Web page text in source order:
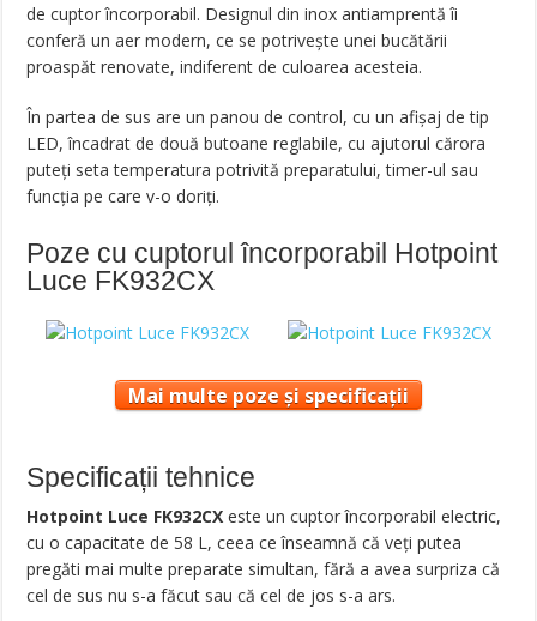
de cuptor încorporabil. Designul din inox antiamprentă îi
conferă un aer modern, ce se potrivește unei bucătării
proaspăt renovate, indiferent de culoarea acesteia.
În partea de sus are un panou de control, cu un afișaj de tip
LED, încadrat de două butoane reglabile, cu ajutorul cărora
puteți seta temperatura potrivită preparatului, timer-ul sau
funcția pe care v-o doriți.
Poze cu cuptorul încorporabil Hotpoint
Luce FK932CX
Mai multe poze și specificații
Specificații tehnice
Hotpoint Luce FK932CX este un cuptor încorporabil electric,
cu o capacitate de 58 L, ceea ce înseamnă că veți putea
pregăti mai multe preparate simultan, fără a avea surpriza că
cel de sus nu s-a făcut sau că cel de jos s-a ars.